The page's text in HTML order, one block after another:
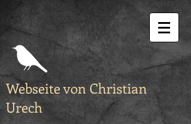
Webseite von Christian
Urech